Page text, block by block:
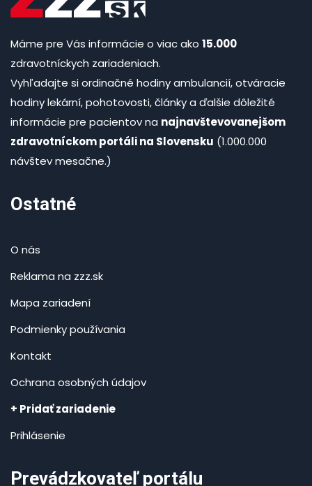
Máme pre Vás informácie o viac ako 15.000
zdravotníckych zariadeniach.
Vyhľadajte si ordinačné hodiny ambulancií, otváracie
hodiny lekární, pohotovosti, články a ďalšie dôležité
informácie pre pacientov na najnavštevovanejšom
zdravotníckom portáli na Slovensku (1.000.000
návštev mesačne.)
Ostatné
O nás
Reklama na zzz.sk
Mapa zariadení
Podmienky používania
Kontakt
Ochrana osobných údajov
+ Pridať zariadenie
Prihlásenie
Prevádzkovateľ portálu